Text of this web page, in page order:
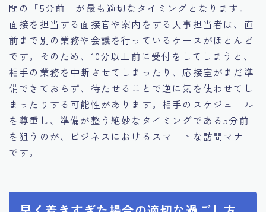
間の「5分前」が最も適切なタイミングとなります。
面接を担当する面接官や案内をする人事担当者は、直
前まで別の業務や会議を行っているケースがほとんど
です。そのため、10分以上前に受付をしてしまうと、
相手の業務を中断させてしまったり、応接室がまだ準
備できておらず、待たせることで逆に気を使わせてし
まったりする可能性があります。相手のスケジュール
を尊重し、準備が整う絶妙なタイミングである5分前
を狙うのが、ビジネスにおけるスマートな訪問マナー
です。